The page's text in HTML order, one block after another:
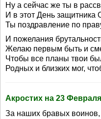
Ну а сейчас же ты в
И в этот День защитника
Ты поздравление по
И пожелания
Желаю первым быть и
Чтобы все планы твои
Родных и близких мог,
Акростих на 23 Февраля
За наших бравых воинов,